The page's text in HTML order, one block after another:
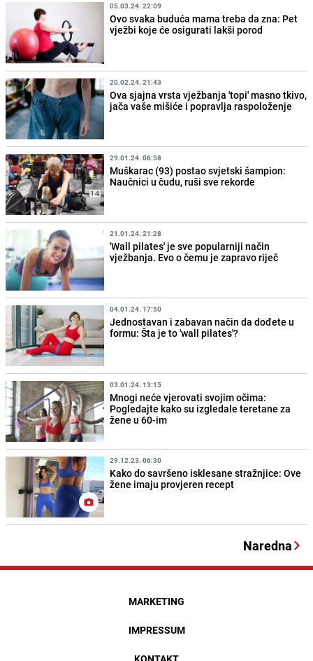
05.03.24. 22:09
Ovo svaka buduća mama treba da zna: Pet
vježbi koje će osigurati lakši porod
20.02.24. 21:43
Ova sjajna vrsta vježbanja 'topi' masno tkivo,
jača vaše mišiće i popravlja raspoloženje
29.01.24. 06:58
Muškarac (93) postao svjetski šampion:
Naučnici u čudu, ruši sve rekorde
21.01.24. 21:28
'Wall pilates' je sve popularniji način
vježbanja. Evo o čemu je zapravo riječ
04.01.24. 17:50
Jednostavan i zabavan način da dođete u
formu: Šta je to 'wall pilates'?
03.01.24. 13:15
Mnogi neće vjerovati svojim očima:
Pogledajte kako su izgledale teretane za
žene u 60-im
29.12.23. 06:30
Kako do savršeno isklesane stražnjice: Ove
žene imaju provjeren recept
Naredna
MARKETING
IMPRESSUM